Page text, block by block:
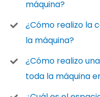
máquina?
¿Cómo realizo la
la máquina?
¿Cómo realizo
toda la máquina